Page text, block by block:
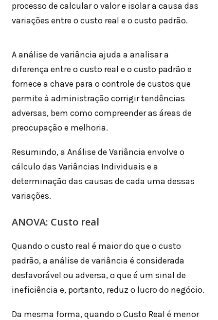
processo de calcular o valor e isolar a causa das
variações entre o custo real e o custo padrão.
A análise de variância ajuda a analisar a
diferença entre o custo real e o custo padrão e
fornece a chave para o controle de custos que
permite à administração corrigir tendências
adversas, bem como compreender as áreas de
preocupação e melhoria.
Resumindo, a Análise de Variância envolve o
cálculo das Variâncias Individuais e a
determinação das causas de cada uma dessas
variações.
ANOVA: Custo real
Quando o custo real é maior do que o custo
padrão, a análise de variância é considerada
desfavorável ou adversa, o que é um sinal de
ineficiência e, portanto, reduz o lucro do negócio.
Da mesma forma, quando o Custo Real é menor